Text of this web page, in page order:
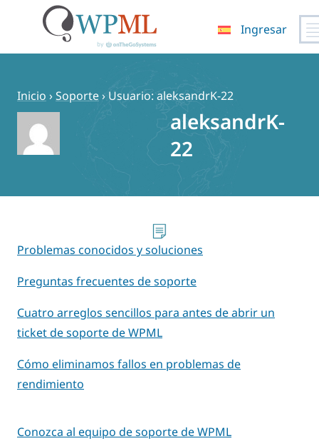
contenido
Ingresar
Inicio ›Soporte› Usuario: aleksandrK-22
aleksandrK-
22
Problemas conocidos y soluciones
Preguntas frecuentes de soporte
Cuatro arreglos sencillos para antes de abrir un
ticket de soporte de WPML
Cómo eliminamos fallos en problemas de
rendimiento
Conozca al equipo de soporte de WPML